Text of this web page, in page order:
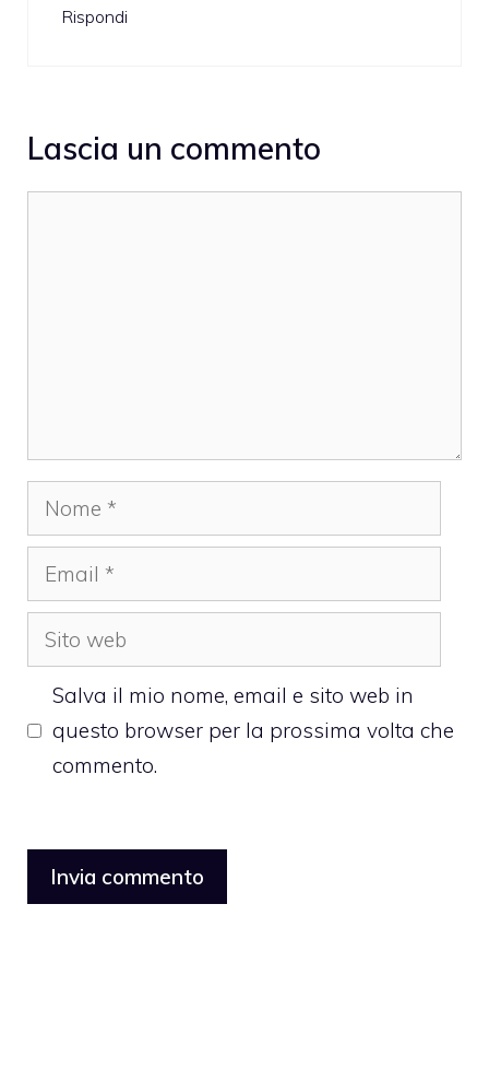
Rispondi
Lascia un commento
Nome
Email
Sito
web
Salva il mio nome, email e sito web in
questo browser per la prossima volta che
commento.